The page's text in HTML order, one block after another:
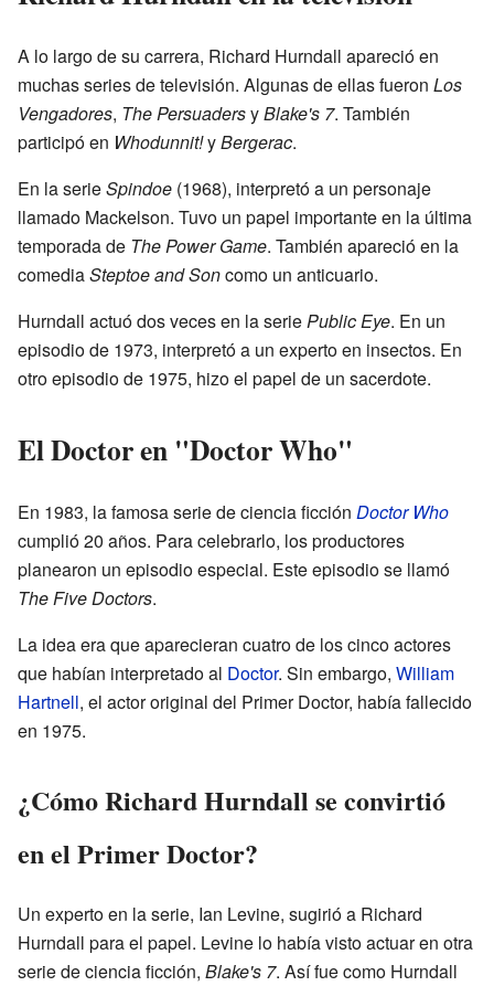
A lo largo de su carrera, Richard Hurndall apareció en
muchas series de televisión. Algunas de ellas fueron Los
Vengadores, The PersuadersyBlake's 7. También
participó en Whodunnit!yBergerac.
En la serieSpindoe (1968), interpretó a un personaje
llamado Mackelson. Tuvo un papel importante en la última
temporada de The Power Game. También apareció en la
comediaSteptoe and Soncomo un anticuario.
Hurndall actuó dos veces en la seriePublic Eye. En un
episodio de 1973, interpretó a un experto en insectos. En
otro episodio de 1975, hizo el papel de un sacerdote.
El Doctor en "Doctor Who"
En 1983, la famosa serie de ciencia ficción Doctor Who
cumplió 20 años. Para celebrarlo, los productores
planearon un episodio especial. Este episodio se llamó
The Five Doctors.
La idea era que aparecieran cuatro de los cinco actores
que habían interpretado al Doctor. Sin embargo, William
Hartnell, el actor original del Primer Doctor, había fallecido
en 1975.
¿Cómo Richard Hurndall se convirtió
en el Primer Doctor?
Un experto en la serie, Ian Levine, sugirió a Richard
Hurndall para el papel. Levine lo había visto actuar en otra
serie de ciencia ficción, Blake's 7. Así fue como Hurndall